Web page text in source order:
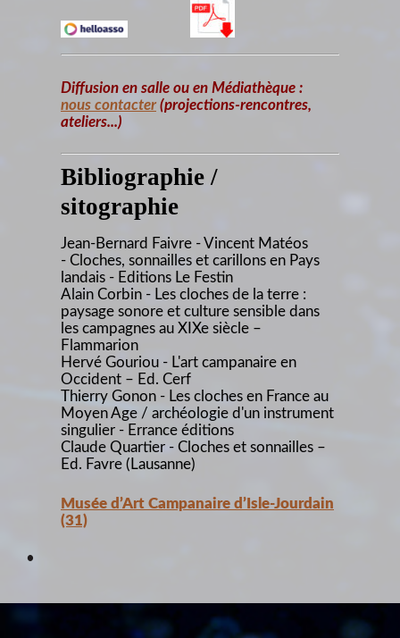
Diffusion en salle ou en Médiathèque :
nous contacter(projections-rencontres,
ateliers...)
Bibliographie /
sitographie
Jean-Bernard Faivre - Vincent Matéos
- Cloches, sonnailles et carillons en Pays
landais - Editions Le Festin
Alain Corbin - Les cloches de la terre :
paysage sonore et culture sensible dans
les campagnes au XIXe siècle –
Flammarion
Hervé Gouriou - L'art campanaire en
Occident – Ed. Cerf
Thierry Gonon - Les cloches en France au
Moyen Age / archéologie d'un instrument
singulier - Errance éditions
Claude Quartier - Cloches et sonnailles –
Ed. Favre (Lausanne)
Musée d’Art Campanaire d’Isle-Jourdain
(31)
•